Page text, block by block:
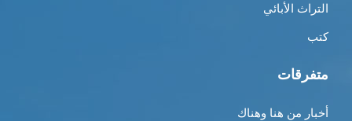
التراث الأبائي
كتب
متفرقات
أخبار من هنا وهناك